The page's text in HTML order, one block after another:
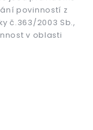
povinností z
č.363/2003 Sb.,
v oblasti